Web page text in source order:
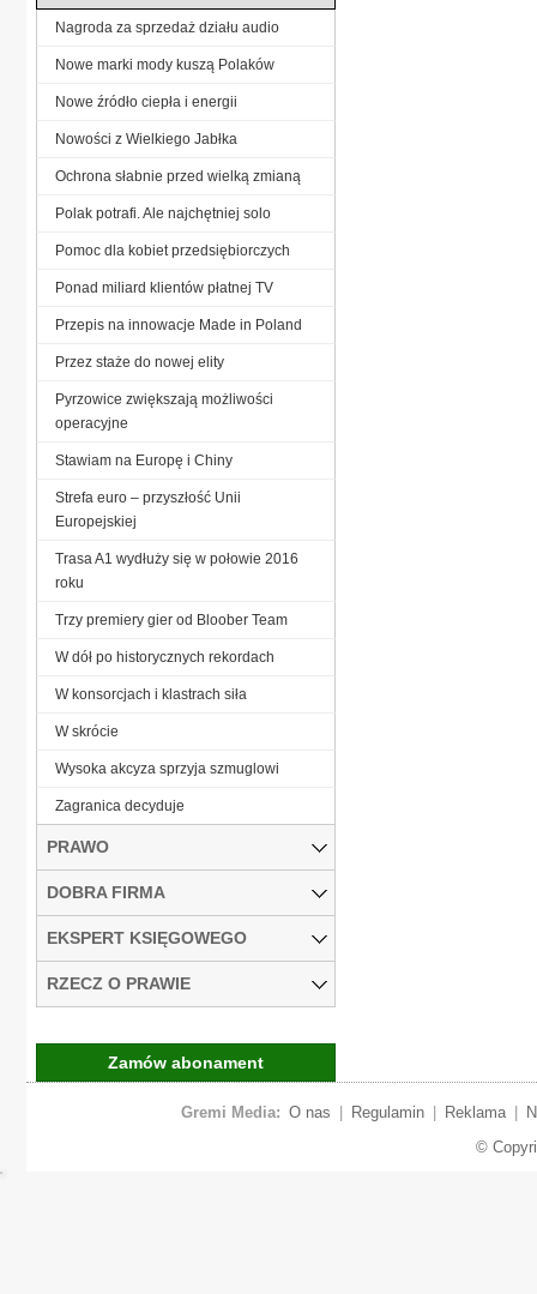
Nagroda za sprzedaż działu audio
Nowe marki mody kuszą Polaków
Nowe źródło ciepła i energii
Nowości z Wielkiego Jabłka
Ochrona słabnie przed wielką zmianą
Polak potrafi. Ale najchętniej solo
Pomoc dla kobiet przedsiębiorczych
Ponad miliard klientów płatnej TV
Przepis na innowacje Made in Poland
Przez staże do nowej elity
Pyrzowice zwiększają możliwości
operacyjne
Stawiam na Europę i Chiny
Strefa euro – przyszłość Unii
Europejskiej
Trasa A1 wydłuży się w połowie 2016
roku
Trzy premiery gier od Bloober Team
W dół po historycznych rekordach
W konsorcjach i klastrach siła
W skrócie
Wysoka akcyza sprzyja szmuglowi
Zagranica decyduje
PRAWO
DOBRA FIRMA
EKSPERT KSIĘGOWEGO
RZECZ O PRAWIE
Zamów abonament
Gremi Media: O nas Regulamin Reklama
©